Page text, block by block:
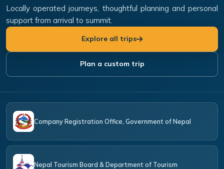
Locally operated journeys, thoughtful planning and personal
support from arrival to summit.
Explore all trips
Plan a custom trip
Company Registration Office, Government of Nepal
Nepal Tourism Board & Department of Tourism